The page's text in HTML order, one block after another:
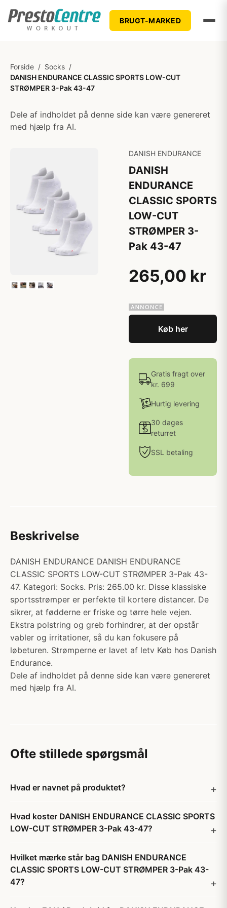
BRUGT-MARKED
Forside / Socks /
DANISH ENDURANCE CLASSIC SPORTS LOW-CUT
STRØMPER 3-Pak 43-47
Dele af indholdet på denne side kan være genereret
med hjælp fra AI.
DANISH ENDURANCE
DANISH
ENDURANCE
CLASSIC SPORTS
LOW-CUT
STRØMPER 3-
Pak 43-47
265,00 kr
Køb her
Gratis fragt over
kr. 699
Hurtig levering
30 dages
returret
SSL betaling
Beskrivelse
DANISH ENDURANCE DANISH ENDURANCE
CLASSIC SPORTS LOW-CUT STRØMPER 3-Pak 43-
47. Kategori: Socks. Pris: 265.00 kr. Disse klassiske
sportsstrømper er perfekte til kortere distancer. De
sikrer, at fødderne er friske og tørre hele vejen.
Ekstra polstring og greb forhindrer, at der opstår
vabler og irritationer, så du kan fokusere på
løbeturen. Strømperne er lavet af letv Køb hos Danish
Endurance.
Dele af indholdet på denne side kan være genereret
med hjælp fra AI.
Ofte stillede spørgsmål
Hvad er navnet på produktet?
Hvad koster DANISH ENDURANCE CLASSIC SPORTS
LOW-CUT STRØMPER 3-Pak 43-47?
Hvilket mærke står bag DANISH ENDURANCE
CLASSIC SPORTS LOW-CUT STRØMPER 3-Pak 43-
47?